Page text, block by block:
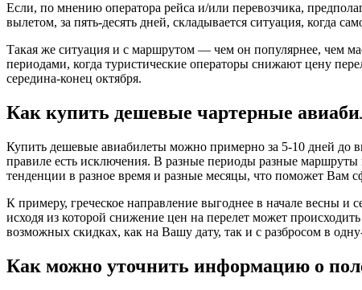
Если, по мнению оператора рейса и/или перевозчика,
вылетом, за пять-десять дней, складывается ситуация, когда
Такая же ситуация и с маршрутом — чем он популярнее, чем
периодами, когда туристические операторы снижают цену
середина-конец октября.
Как купить дешевые чартерные
Купить дешевые авиабилеты можно примерно за 5-10 дней до
правиле есть исключения. В разные периоды разные маршруты
тенденции в разное время и разные месяцы, что поможет Вам
К примеру, греческое направление выгоднее в начале весны и
исходя из которой снижение цен на перелет может
возможных скидках, как на Вашу дату, так и с разбросом в
Как можно уточнить информацию о